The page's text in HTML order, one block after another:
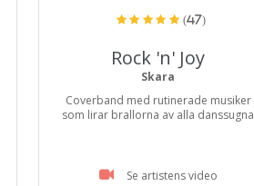
(47)
Rock 'n' Joy
Skara
Coverband med rutinerade musiker
som lirar brallorna av alla danssugna
Se artistens video